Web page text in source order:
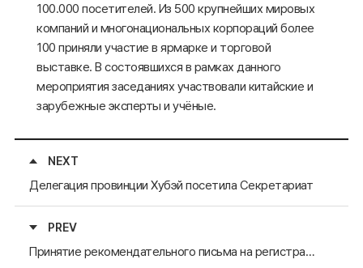
100.000 посетителей. Из 500 крупнейших мировых
компаний и многонациональных корпораций более
100 приняли участие в ярмарке и торговой
выставке. В состоявшихся в рамках данного
мероприятия заседаниях участвовали китайские и
зарубежные эксперты и учёные.
NEXT
Делегация провинции Хубэй посетила Секретариат
PREV
Принятие рекомендательного письма на регистрацию ≪Ивами Гинзан≫ в качестве мирового культурного наследия